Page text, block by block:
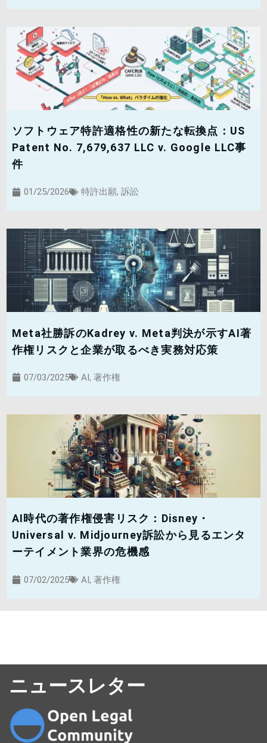
ソフトウェア特許適格性の新たな転換点：US
Patent No. 7,679,637 LLC v. Google LLC事
件
01/25/2026 特許出願, 訴訟
Meta社勝訴のKadrey v. Meta判決が示すAI著
作権リスクと企業が取るべき実務対応策
07/03/2025 AI, 著作権
AI時代の著作権侵害リスク：Disney・
Universal v. Midjourney訴訟から見るエンタ
ーテイメント業界の危機感
07/02/2025 AI, 著作権
ニュースレター